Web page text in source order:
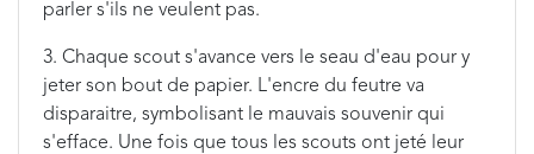
parler s'ils ne veulent pas.
3. Chaque scout s'avance vers le seau d'eau pour y
jeter son bout de papier. L'encre du feutre va
disparaitre, symbolisant le mauvais souvenir qui
s'efface. Une fois que tous les scouts ont jeté leur